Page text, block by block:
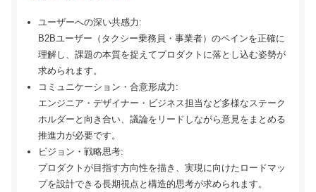
ユーザーへの深い共感力:
B2Bユーザー（タクシー乗務員・事業者）のペインを正確に
理解し、課題の本質を捉えてプロダクトに落とし込む姿勢が
求められます。
コミュニケーション・合意形成力:
エンジニア・デザイナー・ビジネス担当など多様なステーク
ホルダーと向き合い、議論をリードしながら意見をまとめる
推進力が必要です。
ビジョン・戦略思考:
プロダクトが目指す方向性を描き、実現に向けたロードマッ
プを設計できる長期視点と構造的思考が求められます。